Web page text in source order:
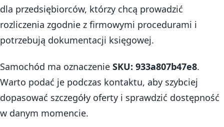
dla przedsiębiorców, którzy chcą prowadzić
rozliczenia zgodnie z firmowymi procedurami i
potrzebują dokumentacji księgowej.
Samochód ma oznaczenie SKU: 933a807b47e8.
Warto podać je podczas kontaktu, aby szybciej
dopasować szczegóły oferty i sprawdzić dostępność
w danym momencie.